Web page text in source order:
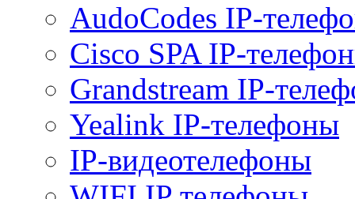
AudoCodes IP-
Cisco SPA IP-
Grandstream IP-
Yealink IP-телефоны
IP-видеотелефоны